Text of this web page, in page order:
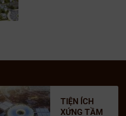
TIỆN ÍCH
XỨNG TẦM